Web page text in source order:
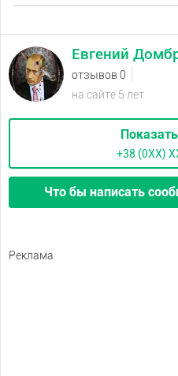
Евгений
отзывов 0
на сайте 5 лет
+38 (0XX)
Что бы написать
Реклама